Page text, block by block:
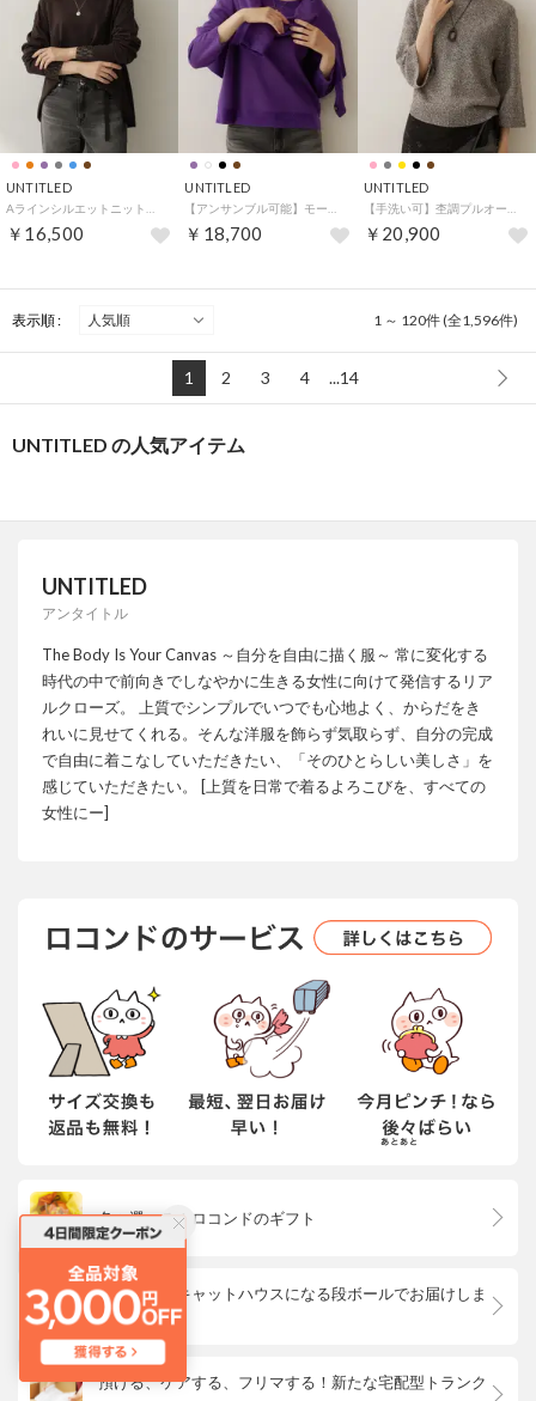
UNTITLED
￥16,500
UNTITLED
￥18,700
UNTITLED
￥20,900
表示順 : 1 ～ 120件 (全1,596件)
1 2 3 4 ...14
UNTITLED の人気アイテム
UNTITLED
アンタイトル
The Body Is Your Canvas ～自分を自由に描く服～ 常に変化する
時代の中で前向きでしなやかに生きる女性に向けて発信するリア
ルクローズ。 上質でシンプルでいつでも心地よく、からだをき
れいに見せてくれる。そんな洋服を飾らず気取らず、自分の完成
で自由に着こなしていただきたい、「そのひとらしい美しさ」を
感じていただきたい。 [上質を日常で着るよろこびを、すべての
女性にー]
色々選べる！ロコンドのギフト
話題沸騰！キャットハウスになる段ボールでお届けしま
す
預ける、ケアする、フリマする！新たな宅配型トランク